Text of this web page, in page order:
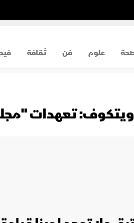
علوم فن ثقافة
وويتكوف: تعهدات